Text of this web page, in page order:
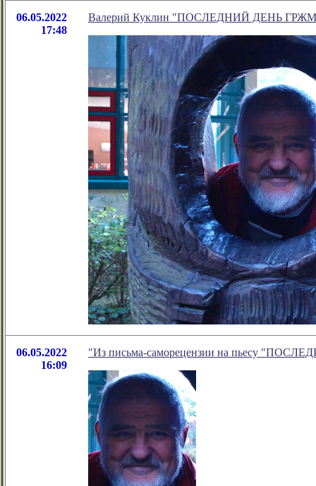
06.05.2022
17:48
Валерий Куклин "ПОСЛЕДНИЙ ДЕНЬ
06.05.2022
16:09
"Из письма-саморецензии на пьесу